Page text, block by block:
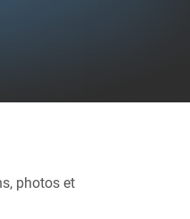
photos et